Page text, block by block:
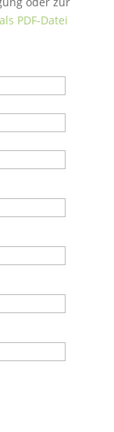
PDF-Datei